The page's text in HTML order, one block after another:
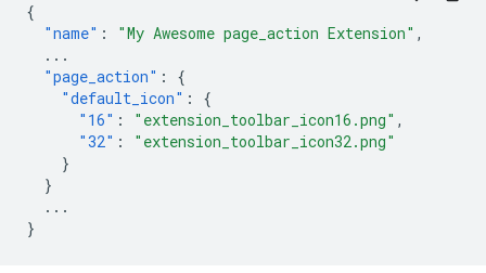
{
"name" : "My Awesome page_action Extension" ,
...
"page_action" :
{
"default_icon" :
{
"16" : "extension_toolbar_icon16.png" ,
"32" :
"extension_toolbar_icon32.png"
}
}
...
}